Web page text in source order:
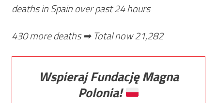
deaths in Spain over past 24 hours
430 more deaths ➡ Total now 21,282
Wspieraj Fundację Magna
Polonia!